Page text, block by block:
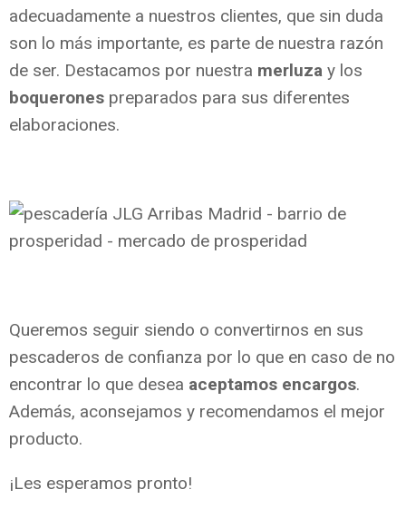
adecuadamente a nuestros clientes, que sin duda
son lo más importante, es parte de nuestra razón
de ser. Destacamos por nuestra merluza y los
boquerones preparados para sus diferentes
elaboraciones.
Queremos seguir siendo o convertirnos en sus
pescaderos de confianza por lo que en caso de no
encontrar lo que desea aceptamos encargos.
Además, aconsejamos y recomendamos el mejor
producto.
¡Les esperamos pronto!